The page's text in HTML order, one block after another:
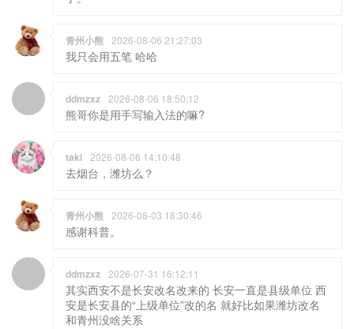
青州小熊 2026-08-06 21:27:03
我只会用五笔 哈哈
ddmzxz 2026-08-06 18:50:12
熊哥你是用手写输入法的嘛?
taki 2026-08-06 14:10:48
去烟台，潍坊么？
青州小熊 2026-08-03 18:30:46
感谢科普。
ddmzxz 2026-07-31 16:12:11
其实西安不是长安改名改来的 长安一直是县级单位 西
安是长安县的“上级单位”改的名 就好比如果潍坊改名
和青州没啥关系